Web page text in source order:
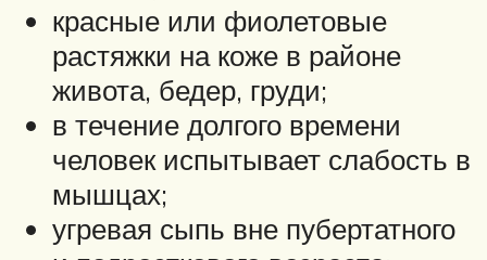
красные или фиолетовые
растяжки на коже в районе
живота, бедер, груди;
в течение долгого времени
человек испытывает слабость в
мышцах;
угревая сыпь вне пубертатного